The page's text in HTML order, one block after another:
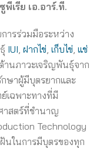
เรีย เอ.อาร์.ที.
ารร่วมมือระหว่าง
IUI, ฝากไข่, เก็บไข่, แช่
านภาวะเจริญพันธุ์จาก
กษาผู้มีบุตรยากและ
เฉพาะทางที่มี
าสตร์ที่ชำนาญ
Technology
นในการมีบุตรของทุก